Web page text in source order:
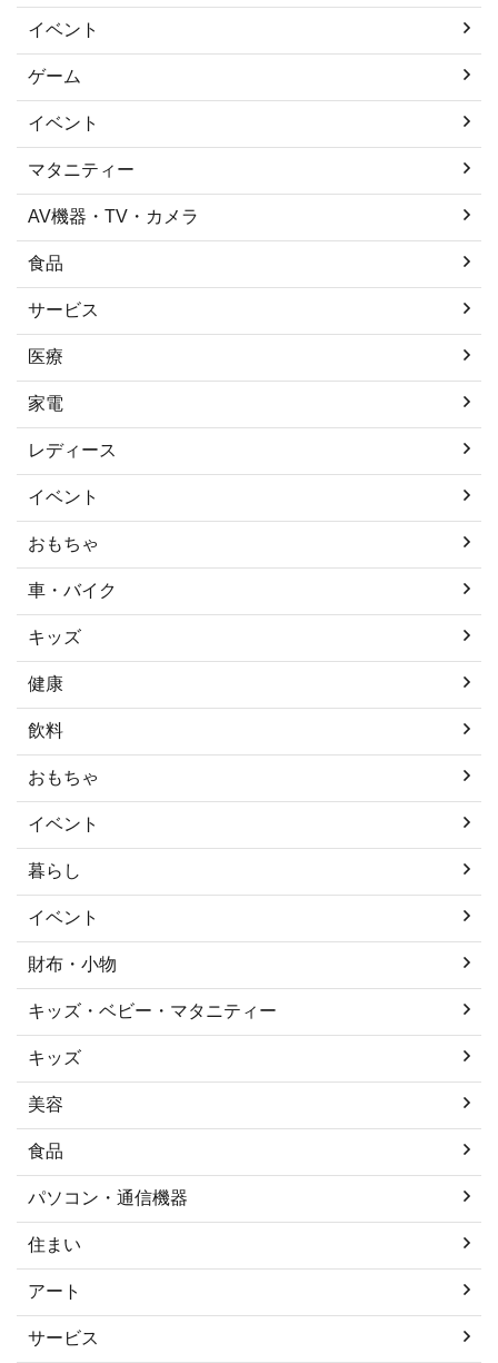
イベント
ゲーム
イベント
マタニティー
AV機器・TV・カメラ
食品
サービス
医療
家電
レディース
イベント
おもちゃ
車・バイク
キッズ
健康
飲料
おもちゃ
イベント
暮らし
イベント
財布・小物
キッズ・ベビー・マタニティー
キッズ
美容
食品
パソコン・通信機器
住まい
アート
サービス